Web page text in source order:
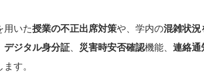
いた授業の不正出席対策や、学内の混雑状況
デジタル身分証、 災害時安否確認機能、 連絡通
す。